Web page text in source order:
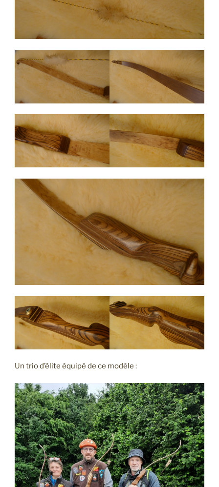
Un trio d’élite équipé de ce modèle :